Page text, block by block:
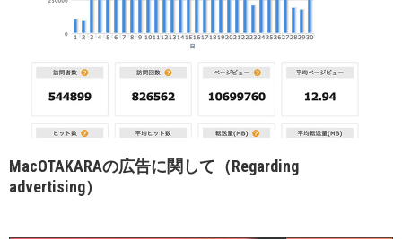
MacOTAKARAの広告に関して（Regarding
advertising）